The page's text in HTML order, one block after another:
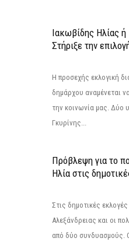
Ιακωβίδης Ηλίας
Στήριξε την
Η προσεχής εκλογική
δημάρχου αναμένεται
την κοινωνία μας. Δύο
Γκυρίνης...
Πρόβλεψη για το
Ηλία στις
Στις δημοτικές
Αλεξάνδρειας και οι
από δύο συνδυασμούς.